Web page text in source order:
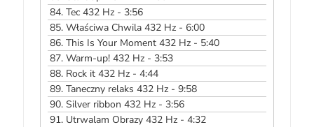
84.Tec 432 Hz - 3:56
85.Właściwa Chwila 432 Hz - 6:00
86.This Is Your Moment 432 Hz - 5:40
87.Warm-up! 432 Hz - 3:53
88. Rock it 432 Hz - 4:44
89.Taneczny relaks 432 Hz - 9:58
90.Silver ribbon 432 Hz - 3:56
91. Utrwalam Obrazy 432 Hz - 4:32